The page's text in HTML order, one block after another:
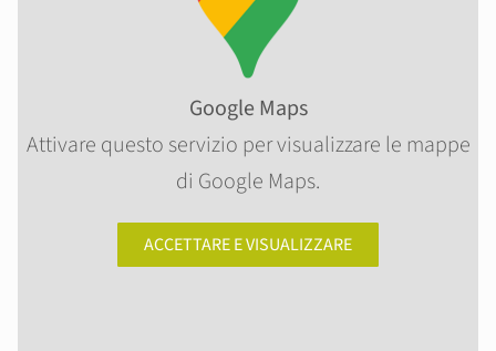
Google Maps
Attivare questo servizio per visualizzare le mappe
di Google Maps.
ACCETTARE E VISUALIZZARE